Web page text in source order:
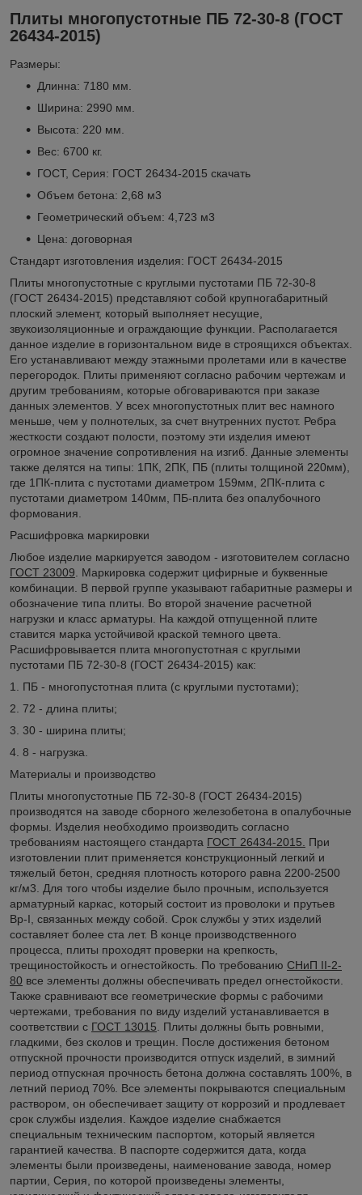
Плиты многопустотные ПБ 72-30-8 (ГОСТ
26434-2015)
Размеры:
Длинна: 7180 мм.
Ширина: 2990 мм.
Высота: 220 мм.
Вес: 6700 кг.
ГОСТ, Серия: ГОСТ 26434-2015 скачать
Объем бетона: 2,68 м3
Геометрический объем: 4,723 м3
Цена: договорная
Стандарт изготовления изделия: ГОСТ 26434-2015
Плиты многопустотные с круглыми пустотами ПБ 72-30-8
(ГОСТ 26434-2015) представляют собой крупногабаритный
плоский элемент, который выполняет несущие,
звукоизоляционные и ограждающие функции. Располагается
данное изделие в горизонтальном виде в строящихся объектах.
Его устанавливают между этажными пролетами или в качестве
перегородок. Плиты применяют согласно рабочим чертежам и
другим требованиям, которые обговариваются при заказе
данных элементов. У всех многопустотных плит вес намного
меньше, чем у полнотелых, за счет внутренних пустот. Ребра
жесткости создают полости, поэтому эти изделия имеют
огромное значение сопротивления на изгиб. Данные элементы
также делятся на типы: 1ПК, 2ПК, ПБ (плиты толщиной 220мм),
где 1ПК-плита с пустотами диаметром 159мм, 2ПК-плита с
пустотами диаметром 140мм, ПБ-плита без опалубочного
формования.
Расшифровка маркировки
Любое изделие маркируется заводом - изготовителем согласно
ГОСТ 23009. Маркировка содержит цифирные и буквенные
комбинации. В первой группе указывают габаритные размеры и
обозначение типа плиты. Во второй значение расчетной
нагрузки и класс арматуры. На каждой отпущенной плите
ставится марка устойчивой краской темного цвета.
Расшифровывается плита многопустотная с круглыми
пустотами ПБ 72-30-8 (ГОСТ 26434-2015) как:
1. ПБ - многопустотная плита (с круглыми пустотами);
2. 72 - длина плиты;
3. 30 - ширина плиты;
4. 8 - нагрузка.
Материалы и производство
Плиты многопустотные ПБ 72-30-8 (ГОСТ 26434-2015)
производятся на заводе сборного железобетона в опалубочные
формы. Изделия необходимо производить согласно
требованиям настоящего стандарта ГОСТ 26434-2015. При
изготовлении плит применяется конструкционный легкий и
тяжелый бетон, средняя плотность которого равна 2200-2500
кг/м3. Для того чтобы изделие было прочным, используется
арматурный каркас, который состоит из проволоки и прутьев
Вр-I, связанных между собой. Срок службы у этих изделий
составляет более ста лет. В конце производственного
процесса, плиты проходят проверки на крепкость,
трещиностойкость и огнестойкость. По требованию СНиП II-2-
80 все элементы должны обеспечивать предел огнестойкости.
Также сравнивают все геометрические формы с рабочими
чертежами, требования по виду изделий устанавливается в
соответствии с ГОСТ 13015. Плиты должны быть ровными,
гладкими, без сколов и трещин. После достижения бетоном
отпускной прочности производится отпуск изделий, в зимний
период отпускная прочность бетона должна составлять 100%, в
летний период 70%. Все элементы покрываются специальным
раствором, он обеспечивает защиту от коррозий и продлевает
срок службы изделия. Каждое изделие снабжается
специальным техническим паспортом, который является
гарантией качества. В паспорте содержится дата, когда
элементы были произведены, наименование завода, номер
партии, Серия, по которой произведены элементы,